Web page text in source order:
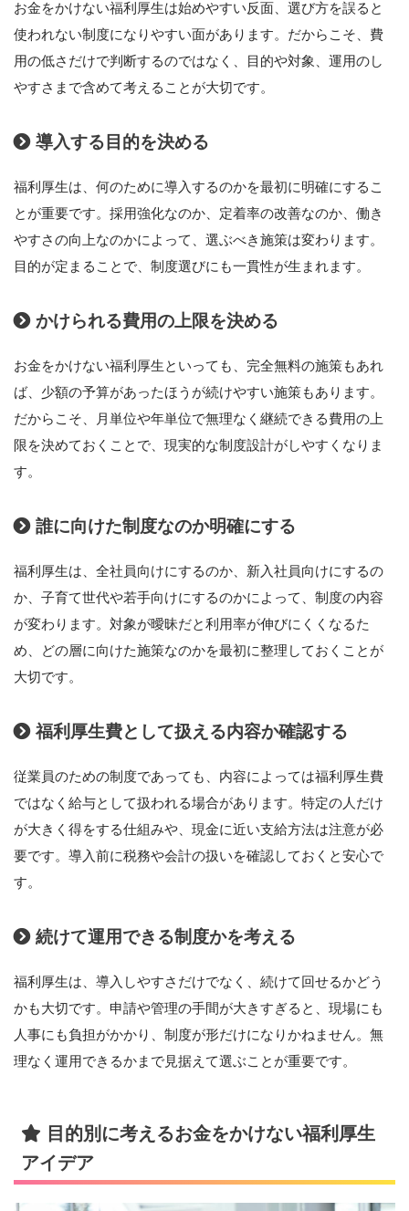
お金をかけない福利厚生は始めやすい反面、選び方を誤ると
使われない制度になりやすい面があります。だからこそ、費
用の低さだけで判断するのではなく、目的や対象、運用のし
やすさまで含めて考えることが大切です。
導入する目的を決める
福利厚生は、何のために導入するのかを最初に明確にするこ
とが重要です。採用強化なのか、定着率の改善なのか、働き
やすさの向上なのかによって、選ぶべき施策は変わります。
目的が定まることで、制度選びにも一貫性が生まれます。
かけられる費用の上限を決める
お金をかけない福利厚生といっても、完全無料の施策もあれ
ば、少額の予算があったほうが続けやすい施策もあります。
だからこそ、月単位や年単位で無理なく継続できる費用の上
限を決めておくことで、現実的な制度設計がしやすくなりま
す。
誰に向けた制度なのか明確にする
福利厚生は、全社員向けにするのか、新入社員向けにするの
か、子育て世代や若手向けにするのかによって、制度の内容
が変わります。対象が曖昧だと利用率が伸びにくくなるた
め、どの層に向けた施策なのかを最初に整理しておくことが
大切です。
福利厚生費として扱える内容か確認する
従業員のための制度であっても、内容によっては福利厚生費
ではなく給与として扱われる場合があります。特定の人だけ
が大きく得をする仕組みや、現金に近い支給方法は注意が必
要です。導入前に税務や会計の扱いを確認しておくと安心で
す。
続けて運用できる制度かを考える
福利厚生は、導入しやすさだけでなく、続けて回せるかどう
かも大切です。申請や管理の手間が大きすぎると、現場にも
人事にも負担がかかり、制度が形だけになりかねません。無
理なく運用できるかまで見据えて選ぶことが重要です。
目的別に考えるお金をかけない福利厚生
アイデア